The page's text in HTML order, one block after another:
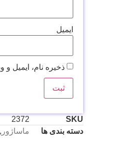
ایمیل
ذخیره نام، ایمیل
SKU
2372
دسته بندی ها
ماساژور ,